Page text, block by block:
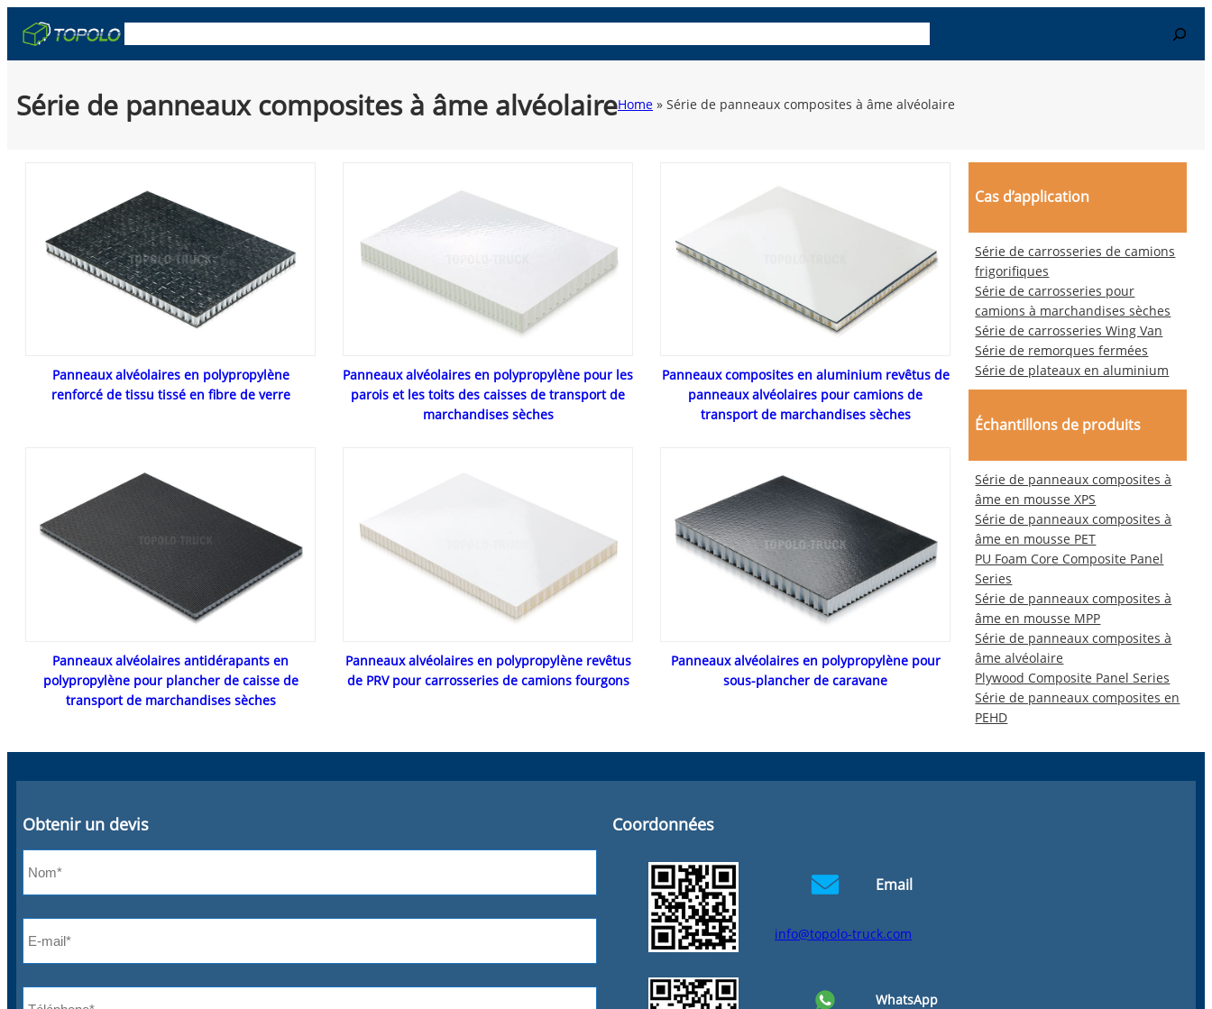
Search
Série de panneaux composites à âme alvéolaireHome » Série de panneaux composites à âme alvéolaire
Panneaux alvéolaires en polypropylène
renforcé de tissu tissé en fibre de verre
Panneaux alvéolaires en polypropylène pour les
parois et les toits des caisses de transport de
marchandises sèches
Panneaux composites en aluminium revêtus de
panneaux alvéolaires pour camions de
transport de marchandises sèches
Panneaux alvéolaires antidérapants en
polypropylène pour plancher de caisse de
transport de marchandises sèches
Panneaux alvéolaires en polypropylène revêtus
de PRV pour carrosseries de camions fourgons
Panneaux alvéolaires en polypropylène pour
sous-plancher de caravane
Cas d’application
Série de carrosseries de camions
frigorifiques
Série de carrosseries pour
camions à marchandises sèches
Série de carrosseries Wing Van
Série de remorques fermées
Série de plateaux en aluminium
Échantillons de produits
Série de panneaux composites à
âme en mousse XPS
Série de panneaux composites à
âme en mousse PET
PU Foam Core Composite Panel
Series
Série de panneaux composites à
âme en mousse MPP
Série de panneaux composites à
âme alvéolaire
Plywood Composite Panel Series
Série de panneaux composites en
PEHD
Obtenir un devis Coordonnées
Email
info@topolo-truck.com
WhatsApp